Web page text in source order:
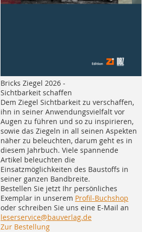
Bricks Ziegel 2026 -
Sichtbarkeit schaffen
Dem Ziegel Sichtbarkeit zu verschaffen,
ihn in seiner Anwendungsvielfalt vor
Augen zu führen und so zu inspirieren,
sowie das Ziegeln in all seinen Aspekten
näher zu beleuchten, darum geht es in
diesem Jahrbuch. Viele spannende
Artikel beleuchten die
Einsatzmöglichkeiten des Baustoffs in
seiner ganzen Bandbreite.
Bestellen Sie jetzt Ihr persönliches
Exemplar in unserem Profil-Buchshop
oder schreiben Sie uns eine E-Mail an
leserservice@bauverlag.de
Zur Bestellung